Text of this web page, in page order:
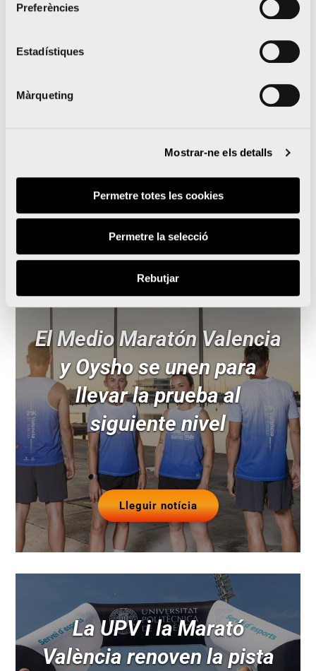
Preferències
Estadístiques
Màrqueting
Mostrar-ne els detalls
Permetre totes les cookies
Permetre la selecció
Rebutjar
Aprofita les múltiples opcions per a tancar el teu
viatge i córrer a València, la ciutat del Running.
avantatges del “Circuit 5K Jardí del Túria” per a
El Medio Maratón Valencia
y Oysho se unen para
llevar la prueba al
siguiente nivel
Lleguir notícia
La UPV i la Marató
València renoven la pista